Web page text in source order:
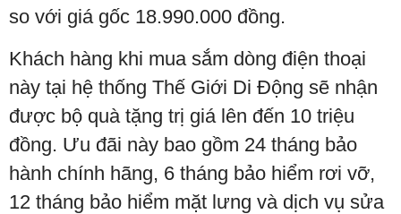
so với giá gốc 18.990.000 đồng.
Khách hàng khi mua sắm dòng điện thoại
này tại hệ thống Thế Giới Di Động sẽ nhận
được bộ quà tặng trị giá lên đến 10 triệu
đồng. Ưu đãi này bao gồm 24 tháng bảo
hành chính hãng, 6 tháng bảo hiểm rơi vỡ,
12 tháng bảo hiểm mặt lưng và dịch vụ sửa